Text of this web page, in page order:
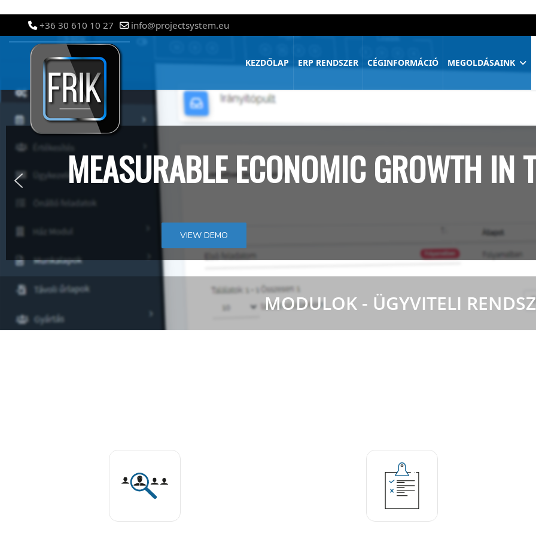
+36 30 610 10 27 info@projectsystem.eu
KEZDŐLAP ERP RENDSZER CÉGINFORMÁCIÓ MEGOLDÁSAINK
MEASURABLE ECONOMIC GROWTH IN
VIEW DEMO
MODULOK - ÜGYVITELI